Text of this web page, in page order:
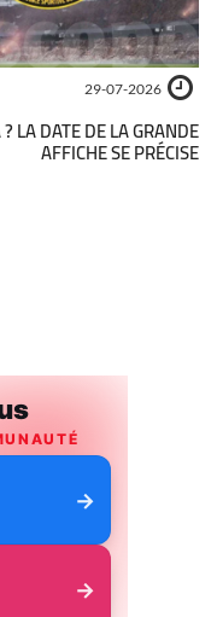
29-07-2026
LA DATE DE LA GRANDE
AFFICHE SE PRÉCISE